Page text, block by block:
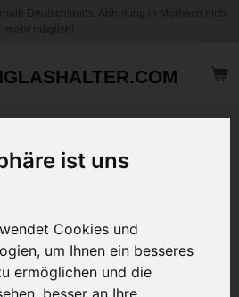
ist uns
Cookies und
um Ihnen ein besseres
ermöglichen und die
besser an Ihre
Echtholz Schmuck
Sale!
7,50 € 14,95 €